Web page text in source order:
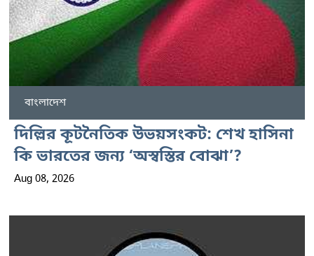
বাংলাদেশ
দিল্লির কূটনৈতিক উভয়সংকট: শেখ হাসিনা
কি ভারতের জন্য ‘অস্বস্তির বোঝা’?
Aug 08, 2026